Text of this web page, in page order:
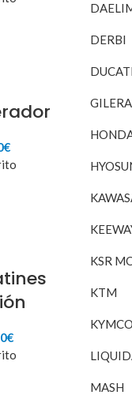
DERBI
DUCATI
GILERA
KSR
KTM
KYMCO
MASH
€El
precio
€El
precio